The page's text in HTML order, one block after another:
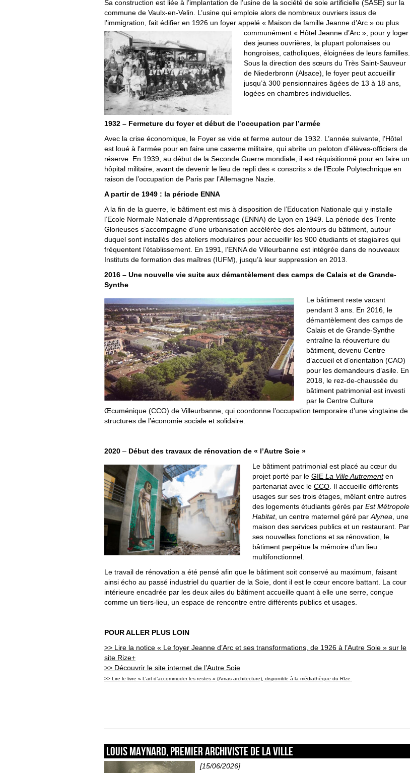
Sa construction est liée à l’implantation de l’usine de la société de soie artificielle (SASE) sur la
commune de Vaulx-en-Velin. L’usine qui emploie alors de nombreux ouvriers issus de
l’immigration, fait édifier en 1926 un foyer appelé « Maison de famille Jeanne d’Arc » ou plus
communément « Hôtel Jeanne d’Arc », pour y loger
des jeunes ouvrières, la plupart polonaises ou
hongroises, catholiques, éloignées de leurs familles.
Sous la direction des sœurs du Très Saint-Sauveur
de Niederbronn (Alsace), le foyer peut accueillir
jusqu’à 300 pensionnaires âgées de 13 à 18 ans,
logées en chambres individuelles.
1932 – Fermeture du foyer et début de l’occupation par l’armée
Avec la crise économique, le Foyer se vide et ferme autour de 1932. L’année suivante, l’Hôtel
est loué à l’armée pour en faire une caserne militaire, qui abrite un peloton d’élèves-officiers de
réserve. En 1939, au début de la Seconde Guerre mondiale, il est réquisitionné pour en faire un
hôpital militaire, avant de devenir le lieu de repli des « conscrits » de l’Ecole Polytechnique en
raison de l’occupation de Paris par l’Allemagne Nazie.
A partir de 1949 : la période ENNA
A la fin de la guerre, le bâtiment est mis à disposition de l’Education Nationale qui y installe
l’Ecole Normale Nationale d’Apprentissage (ENNA) de Lyon en 1949. La période des Trente
Glorieuses s’accompagne d’une urbanisation accélérée des alentours du bâtiment, autour
duquel sont installés des ateliers modulaires pour accueillir les 900 étudiants et stagiaires qui
fréquentent l’établissement. En 1991, l’ENNA de Villeurbanne est intégrée dans de nouveaux
Instituts de formation des maîtres (IUFM), jusqu’à leur suppression en 2013.
2016 – Une nouvelle vie suite aux démantèlement des camps de Calais et de Grande-
Synthe
Le bâtiment reste vacant
pendant 3 ans. En 2016, le
démantèlement des camps de
Calais et de Grande-Synthe
entraîne la réouverture du
bâtiment, devenu Centre
d’accueil et d’orientation (CAO)
pour les demandeurs d’asile. En
2018, le rez-de-chaussée du
bâtiment patrimonial est investi
par le Centre Culture
Œcuménique (CCO) de Villeurbanne, qui coordonne l’occupation temporaire d’une vingtaine de
structures de l’économie sociale et solidaire.
2020 – Début des travaux de rénovation de « l’Autre Soie »
Le bâtiment patrimonial est placé au cœur du
projet porté par le GIE La Ville Autrementen
partenariat avec le CCO. Il accueille différents
usages sur ses trois étages, mêlant entre autres
des logements étudiants gérés par Est Métropole
Habitat, un centre maternel géré parAlynea, une
maison des services publics et un restaurant. Par
ses nouvelles fonctions et sa rénovation, le
bâtiment perpétue la mémoire d’un lieu
multifonctionnel.
Le travail de rénovation a été pensé afin que le bâtiment soit conservé au maximum, faisant
ainsi écho au passé industriel du quartier de la Soie, dont il est le cœur encore battant. La cour
intérieure encadrée par les deux ailes du bâtiment accueille quant à elle une serre, conçue
comme un tiers-lieu, un espace de rencontre entre différents publics et usages.
POUR ALLER PLUS LOIN
>> Lire la notice « Le foyer Jeanne d’Arc et ses transformations, de 1926 à l’Autre Soie » sur le
site Rize+
>> Découvrir le site internet de l’Autre Soie
>> Lire le livre « L’art d’accommoder les restes » (Amas architecture), disponible à la médiathèque du RIze
Louis Maynard, premier archiviste de la ville
[15/06/2026]